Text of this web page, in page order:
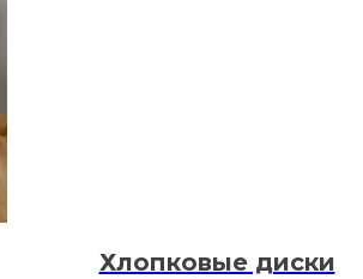
Хлопковые диски